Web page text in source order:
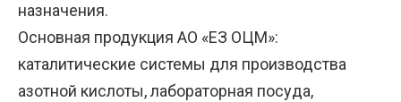
назначения.
Основная продукция АО «ЕЗ ОЦМ»:
каталитические системы для производства
азотной кислоты, лабораторная посуда,